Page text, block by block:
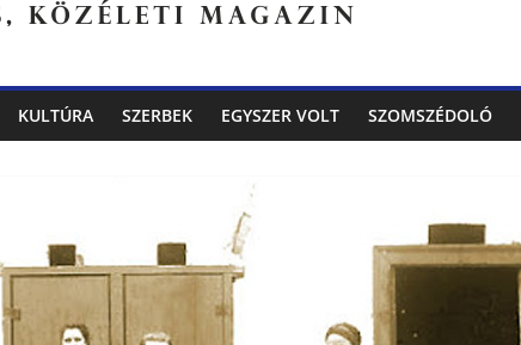
KULTÚRA SZERBEK EGYSZER VOLT SZOMSZÉDOLÓ